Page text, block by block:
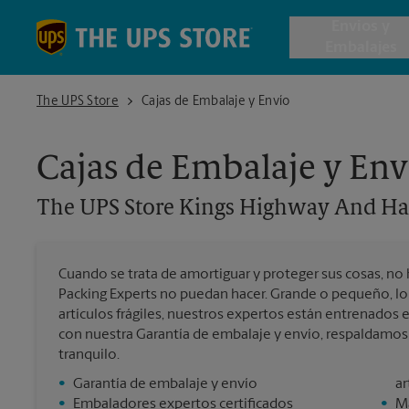
Cajas de
Envío
The UPS Store
The UPS Store Kings Highway And Haddon Avenue
Cajas de Embalaje y Envío
Cajas de Embalaje y
The UPS Store Kings Highway And
Cuando se trata de amortiguar y proteger sus cosas, no
Packing Experts no puedan hacer. Grande o pequeño,
artículos frágiles, nuestros expertos están entrenados
con nuestra Garantía de embalaje y envío,
tranquilo.
• Garantía de embalaje y envío
•
Embaladores expertos certificados
•